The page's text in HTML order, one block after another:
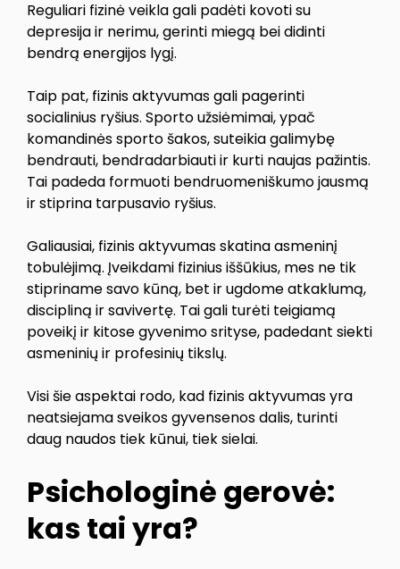
Reguliari fizinė veikla gali padėti kovoti su
depresija ir nerimu, gerinti miegą bei didinti
bendrą energijos lygį.
Taip pat, fizinis aktyvumas gali pagerinti
socialinius ryšius. Sporto užsiėmimai, ypač
komandinės sporto šakos, suteikia galimybę
bendrauti, bendradarbiauti ir kurti naujas pažintis.
Tai padeda formuoti bendruomeniškumo jausmą
ir stiprina tarpusavio ryšius.
Galiausiai, fizinis aktyvumas skatina asmeninį
tobulėjimą. Įveikdami fizinius iššūkius, mes ne tik
stipriname savo kūną, bet ir ugdome atkaklumą,
discipliną ir savivertę. Tai gali turėti teigiamą
poveikį ir kitose gyvenimo srityse, padedant siekti
asmeninių ir profesinių tikslų.
Visi šie aspektai rodo, kad fizinis aktyvumas yra
neatsiejama sveikos gyvensenos dalis, turinti
daug naudos tiek kūnui, tiek sielai.
Psichologinė gerovė:
kas tai yra?